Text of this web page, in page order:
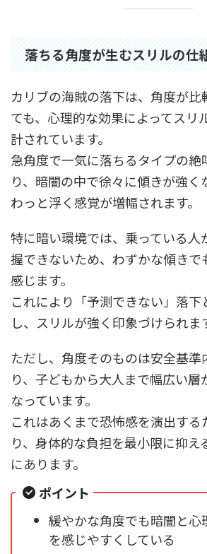
落ちる角度が生むスリルの仕
カリブの海賊の落下は、角度が比
ても、心理的な効果によってスリ
計されています。
急角度で一気に落ちるタイプの絶
り、暗闇の中で徐々に傾きが強
わっと浮く感覚が増幅されます。
特に暗い環境では、乗っている人
握できないため、わずかな傾きで
感じます。
これにより「予測できない」落下
し、スリルが強く印象づけられま
ただし、角度そのものは安全基準
り、子どもから大人まで幅広い層
なっています。
これはあくまで恐怖感を演出する
り、身体的な負担を最小限に抑え
にあります。
ポイント
緩やかな角度でも暗闇と心
を感じやすくしている